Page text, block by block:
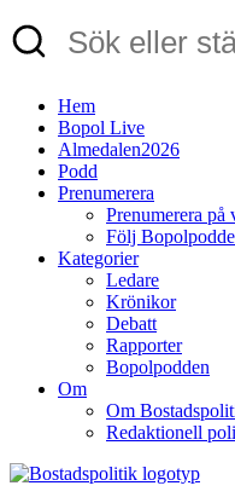
Hem
Bopol Live
Almedalen2026
Podd
Prenumerera
Prenumerera på
Följ
Kategorier
Ledare
Krönikor
Debatt
Rapporter
Bopolpodden
Om
Om
Redaktionell